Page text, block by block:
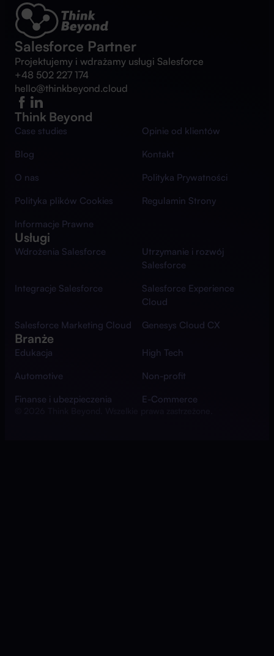
Salesforce Partner
Projektujemy i wdrażamy usługi Salesforce
+48 502 227 174
hello@thinkbeyond.cloud
Think Beyond
Case studies
Opinie od klientów
Blog
Kontakt
O nas
Polityka Prywatności
Polityka plików Cookies
Regulamin Strony
Informacje Prawne
Usługi
Wdrożenia Salesforce
Utrzymanie i rozwój
Salesforce
Integracje Salesforce
Salesforce Experience
Cloud
Salesforce Marketing Cloud
Genesys Cloud CX
Branże
Edukacja
High Tech
Automotive
Non-profit
Finanse i ubezpieczenia
E-Commerce